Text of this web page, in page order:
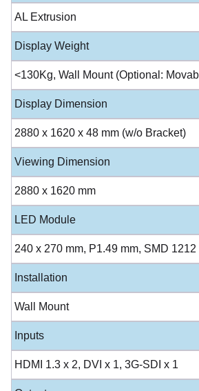
AL Extrusion
Display Weight
<130Kg, Wall Mount (Optional:
Display Dimension
2880 x 1620 x 48 mm (w/o Bracket)
Viewing Dimension
2880 x 1620 mm
LED Module
240 x 270 mm, P1.49 mm, SMD 1212
Installation
Wall Mount
Inputs
HDMI 1.3 x 2, DVI x 1, 3G-SDI x 1